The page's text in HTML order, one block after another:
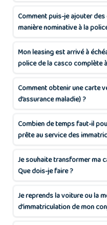
Comment puis-je ajouter
manière nominative à la
Mon leasing est arrivé à
police de la casco complète
Comment obtenir une carte
d’assurance maladie) ?
Combien de temps faut-il
prête au service des
Je souhaite transformer ma
Que dois-je faire ?
Je reprends la voiture ou la
d’immatriculation de mon